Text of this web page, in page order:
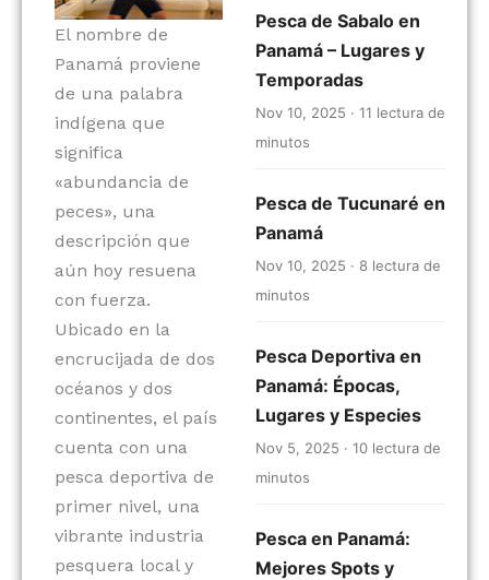
El nombre de
Panamá proviene
de una palabra
indígena que
significa
«abundancia de
peces», una
descripción que
aún hoy resuena
con fuerza.
Ubicado en la
encrucijada de dos
océanos y dos
continentes, el país
cuenta con una
pesca deportiva de
primer nivel, una
vibrante industria
pesquera local y
Pesca de Sabalo en
Panamá – Lugares y
Temporadas
Nov 10, 2025 · 11 lectura de
minutos
Pesca de Tucunaré en
Panamá
Nov 10, 2025 · 8 lectura de
minutos
Pesca Deportiva en
Panamá: Épocas,
Lugares y Especies
Nov 5, 2025 · 10 lectura de
minutos
Pesca en Panamá:
Mejores Spots y